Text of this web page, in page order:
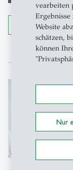
vearbeiten
Website
schätzen,
können
Nur
Details anzeigen